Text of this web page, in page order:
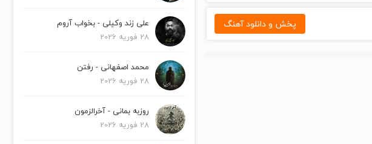
پخش و دانلود آهنگ
علی زند وکیلی - بخواب آروم
28 فوریه 2026
محمد اصفهانی - رفتن
28 فوریه 2026
روزبه بمانی - آخرالزمون
28 فوریه 2026